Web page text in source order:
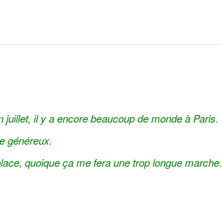
il y a encore beaucoup de monde à Paris.
généreux.
quoique ça me fera une trop longue marche.